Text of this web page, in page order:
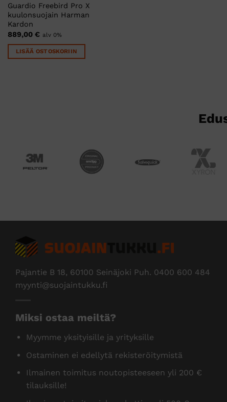
Guardio Freebird Pro X
kuulonsuojain Harman
Kardon
889,00 € alv 0%
LISÄÄ OSTOSKORIIN
Pajantie B 18, 60100 Seinäjoki Puh.0400 600 484